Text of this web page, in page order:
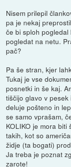
Nisem prilepil
pa je nekaj
če bi sploh
pogledat na netu.
pač?
Pa še stran, kjer
Tukaj je vse
posnetki in še kaj.
tiščijo glavo v
deluje pošteno in
se samo vprašam,
KOLIKO je mora
takih, kot so
židje (ta bogati)
Ja treba je poznat
zarote!